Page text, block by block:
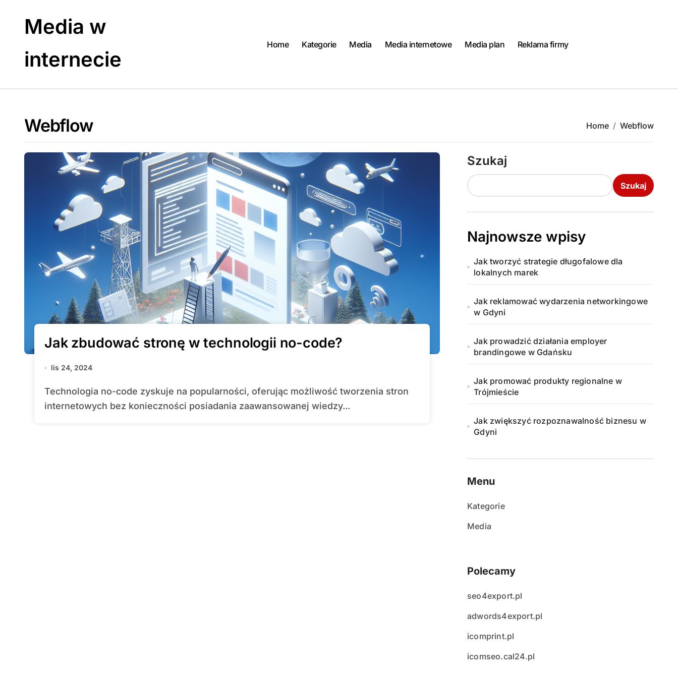
Media w
internecie
Home Kategorie Media Media internetowe Media plan Reklama firmy
Webflow Home Webflow
Jak zbudować stronę w technologii no-code?
lis 24, 2024
Technologia no-code zyskuje na popularności, oferując możliwość tworzenia stron
internetowych bez konieczności posiadania zaawansowanej wiedzy...
Szukaj
Szukaj
Najnowsze wpisy
Jak tworzyć strategie długofalowe dla
lokalnych marek
Jak reklamować wydarzenia networkingowe
w Gdyni
Jak prowadzić działania employer
brandingowe w Gdańsku
Jak promować produkty regionalne w
Trójmieście
Jak zwiększyć rozpoznawalność biznesu w
Gdyni
Menu
Kategorie
Media
Polecamy
seo4export.pl
adwords4export.pl
icomprint.pl
icomseo.cal24.pl